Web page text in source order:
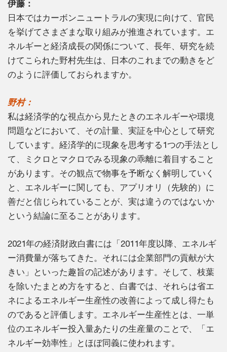
伊藤：
日本ではカーボンニュートラルの実現に向けて、官民
を挙げてさまざまな取り組みが推進されています。エ
ネルギーと経済成長の関係について、長年、研究を続
けてこられた野村先生は、日本のこれまでの動きをど
のように評価しておられますか。
野村：
私は経済学的な視点から見たときのエネルギーや環境
問題などにおいて、その計量、実証を中心として研究
しています。経済学的に現象を思考する1つの手法とし
て、ミクロとマクロでみる現象の乖離に着目すること
があります。その観点で物事を予断なく解明していく
と、エネルギーに関しても、アプリオリ（先験的）に
善だと信じられていることが、実は違うのではないか
という結論に至ることがあります。
2021年の経済財政白書には「2011年度以降、エネルギ
ー消費量が落ちてきた。それには企業部門の貢献が大
きい」といった趣旨の記述があります。そして、枝葉
を除いたまとめ方をすると、白書では、それらは省エ
ネによるエネルギー生産性の改善によって成し得たも
のであると評価します。エネルギー生産性とは、一単
位のエネルギー投入量あたりの生産量のことで、「エ
ネルギー効率性」とほぼ同義に使われます。